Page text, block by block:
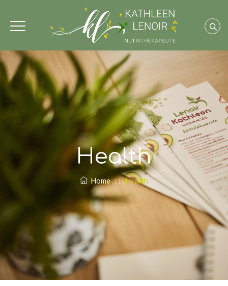
Health
Home: :Health